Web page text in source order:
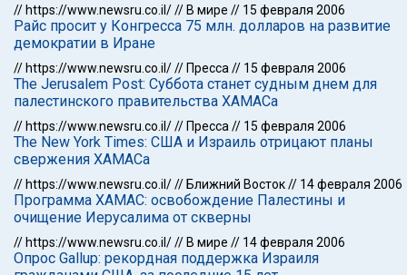
// https://www.newsru.co.il/// В мире // 15 февраля 2006
Райс просит у Конгресса 75 млн. долларов на развитие
демократии в Иране
// https://www.newsru.co.il/// Пресса // 15 февраля 2006
The Jerusalem Post: Суббота станет судным днем для
палестинского правительства ХАМАСа
// https://www.newsru.co.il/// Пресса // 15 февраля 2006
The New York Times: США и Израиль отрицают планы
свержения ХАМАСа
// https://www.newsru.co.il/// Ближний Восток// 14 февраля 2006
Программа ХАМАС: освобождение Палестины и
очищение Иерусалима от скверны
// https://www.newsru.co.il/// В мире // 14 февраля 2006
Опрос Gallup: рекордная поддержка Израиля